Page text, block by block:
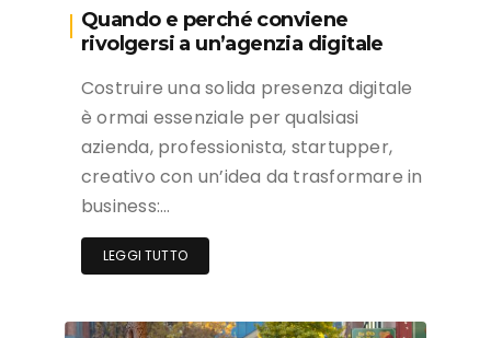
Quando e perché conviene
rivolgersi a un’agenzia digitale
Costruire una solida presenza digitale
è ormai essenziale per qualsiasi
azienda, professionista, startupper,
creativo con un’idea da trasformare in
business:…
LEGGI TUTTO